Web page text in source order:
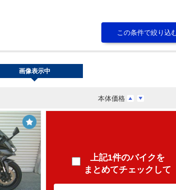
本体価格
画像表示中
上記1件のバイクを
まとめてチェックして